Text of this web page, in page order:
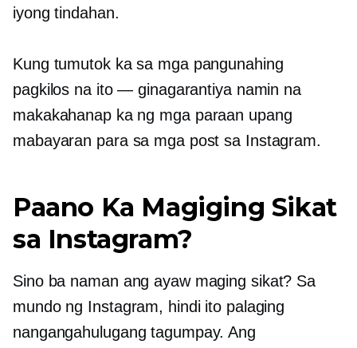
iyong tindahan.
Kung tumutok ka sa mga pangunahing
pagkilos na ito — ginagarantiya namin na
makakahanap ka ng mga paraan upang
mabayaran para sa mga post sa Instagram.
Paano Ka Magiging Sikat
sa Instagram?
Sino ba naman ang ayaw maging sikat? Sa
mundo ng Instagram, hindi ito palaging
nangangahulugang tagumpay. Ang